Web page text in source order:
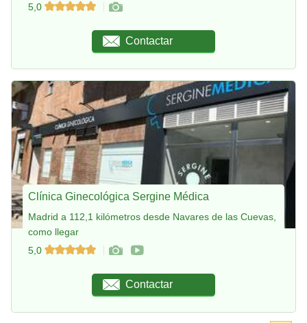
5,0
Contactar
Clínica Ginecológica Sergine Médica
Madrid a 112,1 kilómetros desde Navares de las Cuevas,
como llegar
5,0
Contactar